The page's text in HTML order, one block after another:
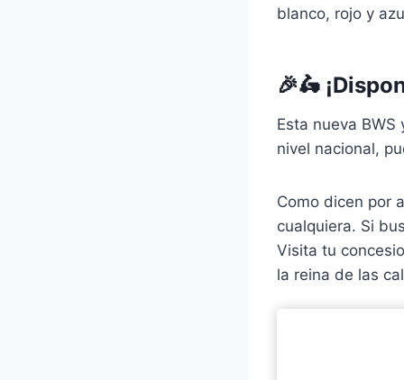
blanco, rojo y
🎉🛵
Esta nueva
nivel nacional,
Como dicen por
cualquiera. Si
Visita tu
la reina de las